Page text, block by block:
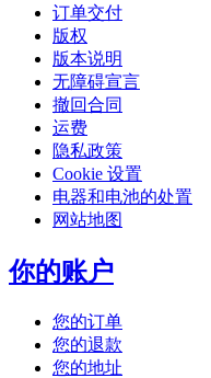
订单交付
版权
版本说明
无障碍宣言
撤回合同
运费
隐私政策
Cookie 设置
电器和电池的处置
网站地图
你的账户
您的订单
您的退款
您的地址